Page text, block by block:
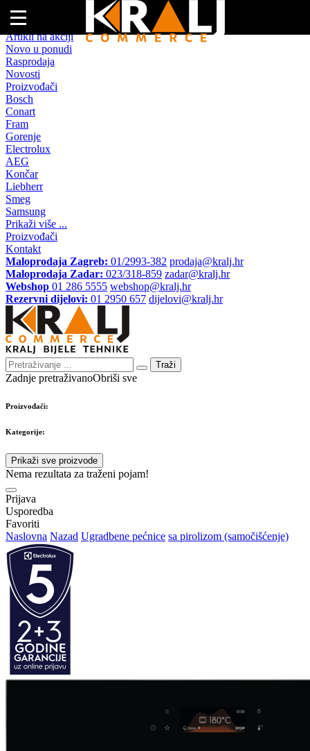
Naslovna
Artikli na akciji
Novo u ponudi
Rasprodaja
Novosti
Proizvođači
Bosch
Conart
Fram
Gorenje
Electrolux
AEG
Končar
Liebherr
Smeg
Samsung
Prikaži više ...
Proizvođači
Kontakt
Maloprodaja Zagreb: 01/2993-382 prodaja@kralj.hr
Maloprodaja Zadar: 023/318-859 zadar@kralj.hr
Webshop 01 286 5555 webshop@kralj.hr
Rezervni dijelovi: 01 2950 657 dijelovi@kralj.hr
Traži
Zadnje pretraživanoObriši sve
Proizvođači:
Kategorije:
Prikaži sve proizvode
Nema rezultata za traženi pojam!
Prijava
Usporedba
Favoriti
Naslovna Nazad Ugradbene pećnice sa pirolizom (samočišćenje)